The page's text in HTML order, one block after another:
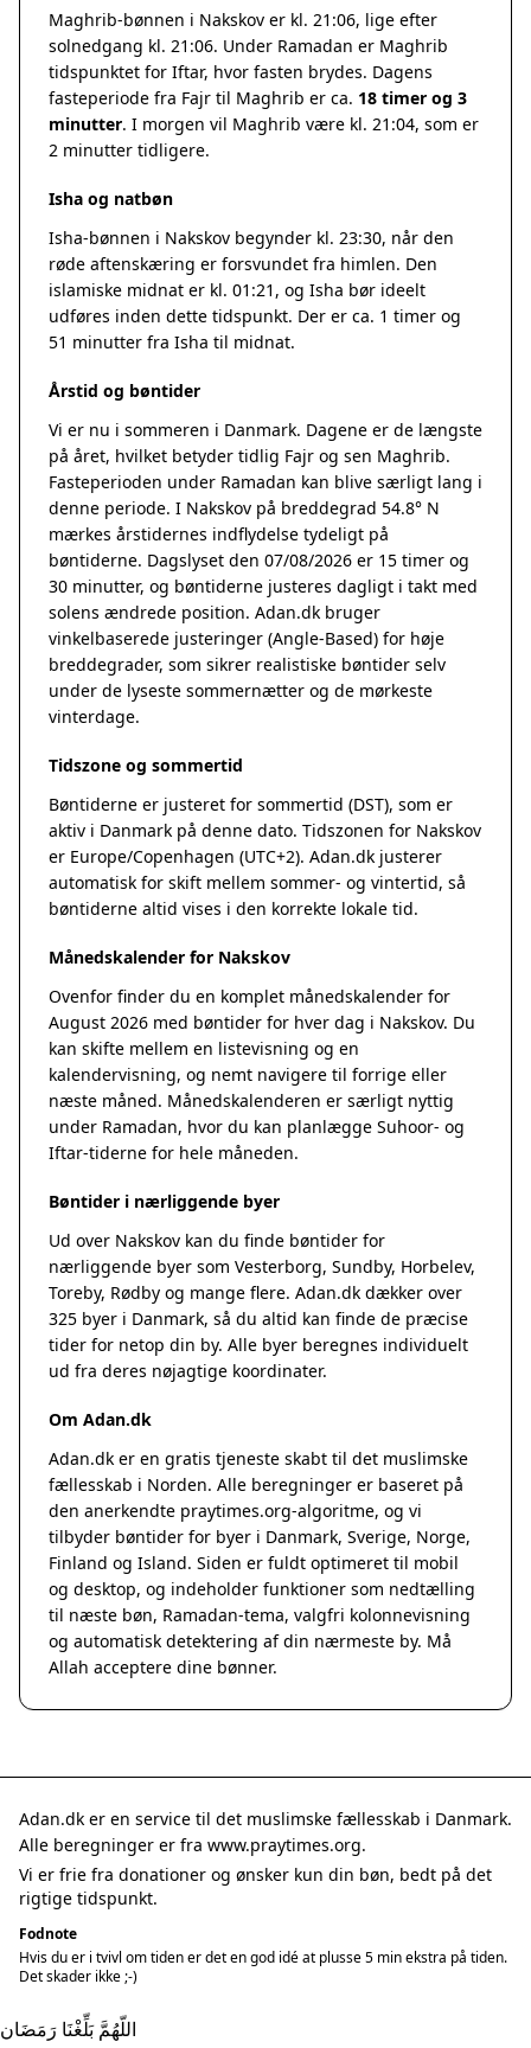
Maghrib-bønnen i Nakskov er kl. 21:06, lige efter
solnedgang kl. 21:06. Under Ramadan er Maghrib
tidspunktet for Iftar, hvor fasten brydes. Dagens
fasteperiode fra Fajr til Maghrib er ca. 18 timer og 3
minutter. I morgen vil Maghrib være kl. 21:04, som er
2 minutter tidligere.
Isha og natbøn
Isha-bønnen i Nakskov begynder kl. 23:30, når den
røde aftenskæring er forsvundet fra himlen. Den
islamiske midnat er kl. 01:21, og Isha bør ideelt
udføres inden dette tidspunkt. Der er ca. 1 timer og
51 minutter fra Isha til midnat.
Årstid og bøntider
Vi er nu i sommeren i Danmark. Dagene er de længste
på året, hvilket betyder tidlig Fajr og sen Maghrib.
Fasteperioden under Ramadan kan blive særligt lang i
denne periode. I Nakskov på breddegrad 54.8° N
mærkes årstidernes indflydelse tydeligt på
bøntiderne. Dagslyset den 07/08/2026 er 15 timer og
30 minutter, og bøntiderne justeres dagligt i takt med
solens ændrede position. Adan.dk bruger
vinkelbaserede justeringer (Angle-Based) for høje
breddegrader, som sikrer realistiske bøntider selv
under de lyseste sommernætter og de mørkeste
vinterdage.
Tidszone og sommertid
Bøntiderne er justeret for sommertid (DST), som er
aktiv i Danmark på denne dato. Tidszonen for Nakskov
er Europe/Copenhagen (UTC+2). Adan.dk justerer
automatisk for skift mellem sommer- og vintertid, så
bøntiderne altid vises i den korrekte lokale tid.
Månedskalender for Nakskov
Ovenfor finder du en komplet månedskalender for
August 2026 med bøntider for hver dag i Nakskov. Du
kan skifte mellem en listevisning og en
kalendervisning, og nemt navigere til forrige eller
næste måned. Månedskalenderen er særligt nyttig
under Ramadan, hvor du kan planlægge Suhoor- og
Iftar-tiderne for hele måneden.
Bøntider i nærliggende byer
Ud over Nakskov kan du finde bøntider for
nærliggende byer som Vesterborg, Sundby, Horbelev,
Toreby, Rødby og mange flere. Adan.dk dækker over
325 byer i Danmark, så du altid kan finde de præcise
tider for netop din by. Alle byer beregnes individuelt
ud fra deres nøjagtige koordinater.
Om Adan.dk
Adan.dk er en gratis tjeneste skabt til det muslimske
fællesskab i Norden. Alle beregninger er baseret på
den anerkendte praytimes.org-algoritme, og vi
tilbyder bøntider for byer i Danmark, Sverige, Norge,
Finland og Island. Siden er fuldt optimeret til mobil
og desktop, og indeholder funktioner som nedtælling
til næste bøn, Ramadan-tema, valgfri kolonnevisning
og automatisk detektering af din nærmeste by. Må
Allah acceptere dine bønner.
Adan.dk er en service til det muslimske fællesskab i Danmark.
Alle beregninger er fra www.praytimes.org.
Vi er frie fra donationer og ønsker kun din bøn, bedt på det
rigtige tidspunkt.
Fodnote
Hvis du er i tvivl om tiden er det en god idé at plusse 5 min ekstra på tiden.
Det skader ikke ;-)
اللّهُمَّ بَلِّغْنَا رَمَضَان